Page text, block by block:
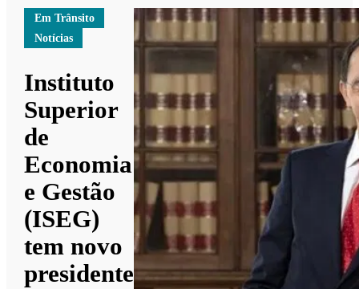
Em Trânsito
Notícias
Instituto
Superior
de
Economia
e Gestão
(ISEG)
tem novo
presidente